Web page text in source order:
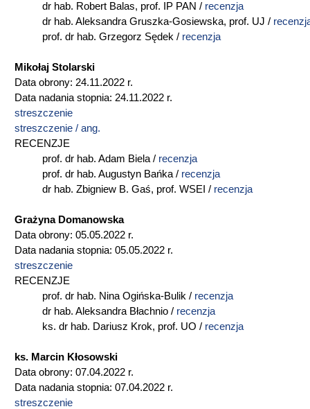
dr hab. Robert Balas, prof. IP PAN / recenzja
dr hab. Aleksandra Gruszka-Gosiewska, prof. UJ /
prof. dr hab. Grzegorz Sędek / recenzja
Mikołaj Stolarski
Data obrony: 24.11.2022 r.
Data nadania stopnia: 24.11.2022 r.
streszczenie
streszczenie / ang.
RECENZJE
prof. dr hab. Adam Biela / recenzja
prof. dr hab. Augustyn Bańka / recenzja
dr hab. Zbigniew B. Gaś, prof. WSEI / recenzja
Grażyna Domanowska
Data obrony: 05.05.2022 r.
Data nadania stopnia: 05.05.2022 r.
streszczenie
RECENZJE
prof. dr hab. Nina Ogińska-Bulik / recenzja
dr hab. Aleksandra Błachnio / recenzja
ks. dr hab. Dariusz Krok, prof. UO / recenzja
ks. Marcin Kłosowski
Data obrony: 07.04.2022 r.
Data nadania stopnia: 07.04.2022 r.
streszczenie